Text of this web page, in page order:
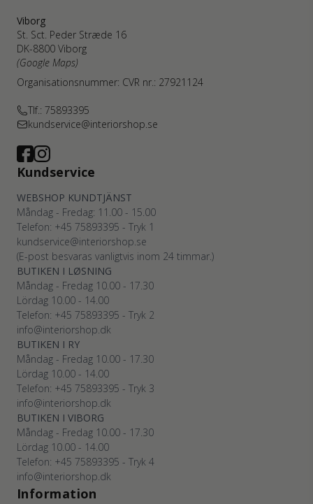
Viborg
St. Sct. Peder Stræde 16
DK-8800 Viborg
(Google Maps)
Organisationsnummer: CVR nr.: 27921124
Tlf.: 75893395
kundservice@interiorshop.se
Kundservice
WEBSHOP KUNDTJÄNST
Måndag - Fredag: 11.00 - 15.00
Telefon: +45 75893395 - Tryk 1
kundservice@interiorshop.se
(E-post besvaras vanligtvis inom 24 timmar.)
BUTIKEN I LØSNING
Måndag - Fredag 10.00 - 17.30
Lördag 10.00 - 14.00
Telefon: +45 75893395 - Tryk 2
info@interiorshop.dk
BUTIKEN I RY
Måndag - Fredag 10.00 - 17.30
Lördag 10.00 - 14.00
Telefon: +45 75893395 - Tryk 3
info@interiorshop.dk
BUTIKEN I VIBORG
Måndag - Fredag 10.00 - 17.30
Lördag 10.00 - 14.00
Telefon: +45 75893395 - Tryk 4
info@interiorshop.dk
Information